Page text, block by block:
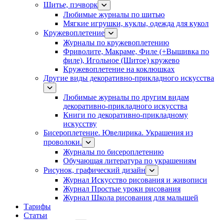
Шитье, пэчворк
Любимые журналы по шитью
Мягкие игрушки, куклы, одежда для кукол
Кружевоплетение
Журналы по кружевоплетению
Фриволите, Макраме, Филе (+Вышивка по
филе), Игольное (Шитое) кружево
Кружевоплетение на коклюшках
Другие виды декоративно-прикладного искусства
Любимые журналы по другим видам
декоративно-прикладного искусства
Книги по декоративно-прикладному
искусству
Бисероплетение. Ювелирика. Украшения из
проволоки.
Журналы по бисероплетению
Обучающая литература по украшениям
Рисунок, графический дизайн
Журнал Искусство рисования и живописи
Журнал Простые уроки рисования
Журнал Школа рисования для малышей
Тарифы
Статьи